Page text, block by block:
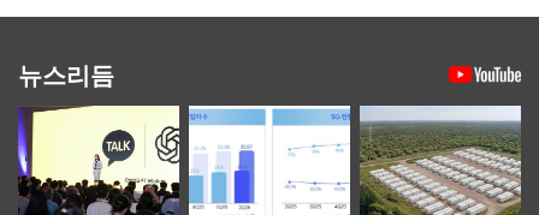
뉴스리듬